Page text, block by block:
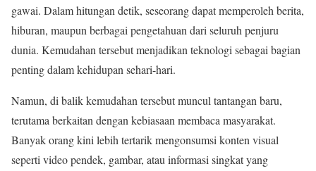
gawai. Dalam hitungan detik, seseorang dapat memperoleh berita,
hiburan, maupun berbagai pengetahuan dari seluruh penjuru
dunia. Kemudahan tersebut menjadikan teknologi sebagai bagian
penting dalam kehidupan sehari-hari.
Namun, di balik kemudahan tersebut muncul tantangan baru,
terutama berkaitan dengan kebiasaan membaca masyarakat.
Banyak orang kini lebih tertarik mengonsumsi konten visual
seperti video pendek, gambar, atau informasi singkat yang